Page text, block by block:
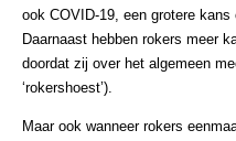
ook COVID-19, een grotere
Daarnaast hebben rokers meer
doordat zij over het algemeen
‘rokershoest’).
Maar ook wanneer rokers